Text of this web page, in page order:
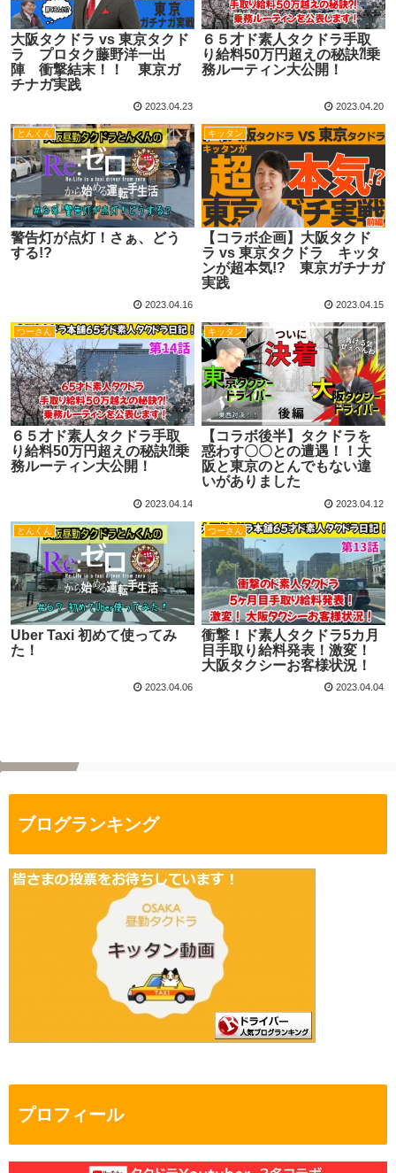
大阪タクドラ vs 東京タクド
ラ プロタク藤野洋一出
陣 衝撃結末！！ 東京ガ
チナガ実践
2023.04.23
６５才ド素人タクドラ手取
り給料50万円超えの秘訣⁈乗
務ルーティン大公開！
2023.04.20
とんくん
警告灯が点灯！さぁ、どう
する!?
2023.04.16
キッタン
【コラボ企画】大阪タクド
ラ vs 東京タクドラ キッタ
ンが超本気!? 東京ガチナガ
実践
2023.04.15
つーさん
６５才ド素人タクドラ手取
り給料50万円超えの秘訣⁈乗
務ルーティン大公開！
2023.04.14
キッタン
【コラボ後半】タクドラを
惑わす〇〇との遭遇！！大
阪と東京のとんでもない違
いがありました
2023.04.12
とんくん
Uber Taxi 初めて使ってみ
た！
2023.04.06
つーさん
衝撃！ド素人タクドラ5カ月
目手取り給料発表！激変！
大阪タクシーお客様状況！
2023.04.04
ブログランキング
プロフィール